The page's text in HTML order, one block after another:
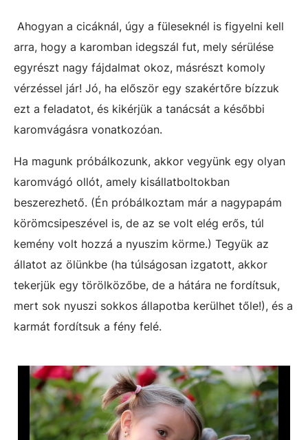
Ahogyan a cicáknál, úgy a füleseknél is figyelni kell
arra, hogy a karomban idegszál fut, mely sérülése
egyrészt nagy fájdalmat okoz, másrészt komoly
vérzéssel jár! Jó, ha először egy szakértőre bízzuk
ezt a feladatot, és kikérjük a tanácsát a későbbi
karomvágásra vonatkozóan.
Ha magunk próbálkozunk, akkor vegyünk egy olyan
karomvágó ollót, amely kisállatboltokban
beszerezhető. (Én próbálkoztam már a nagypapám
körömcsipeszével is, de az se volt elég erős, túl
kemény volt hozzá a nyuszim körme.) Tegyük az
állatot az ölünkbe (ha túlságosan izgatott, akkor
tekerjük egy törölközőbe, de a hátára ne fordítsuk,
mert sok nyuszi sokkos állapotba kerülhet tőle!), és a
karmát fordítsuk a fény felé.